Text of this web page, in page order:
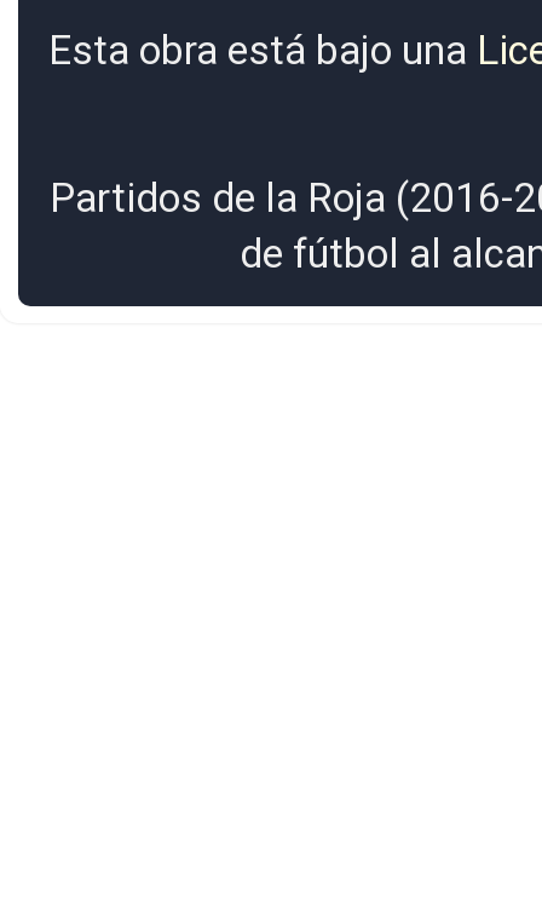
Esta obra está bajo una
Partidos de la Roja (2016-
de fútbol al